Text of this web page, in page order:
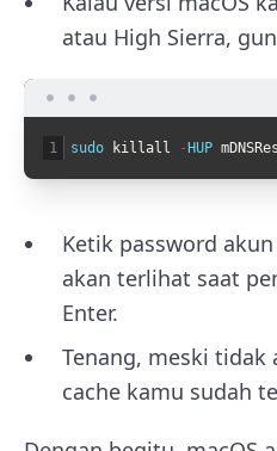
atau High Sierra,
1 sudo killall - HUP
Ketik password
akan terlihat saat
Enter.
Tenang, meski tidak
cache kamu sudah